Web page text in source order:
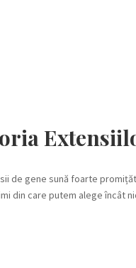
de gene sună foarte
din care putem alege încât